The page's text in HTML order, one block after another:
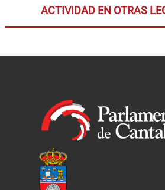
ACTIVIDAD EN OTRAS